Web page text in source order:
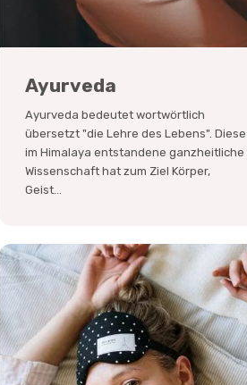
Ayurveda
Ayurveda bedeutet wortwörtlich
übersetzt "die Lehre des Lebens". Diese
im Himalaya entstandene ganzheitliche
Wissenschaft hat zum Ziel Körper,
Geist...